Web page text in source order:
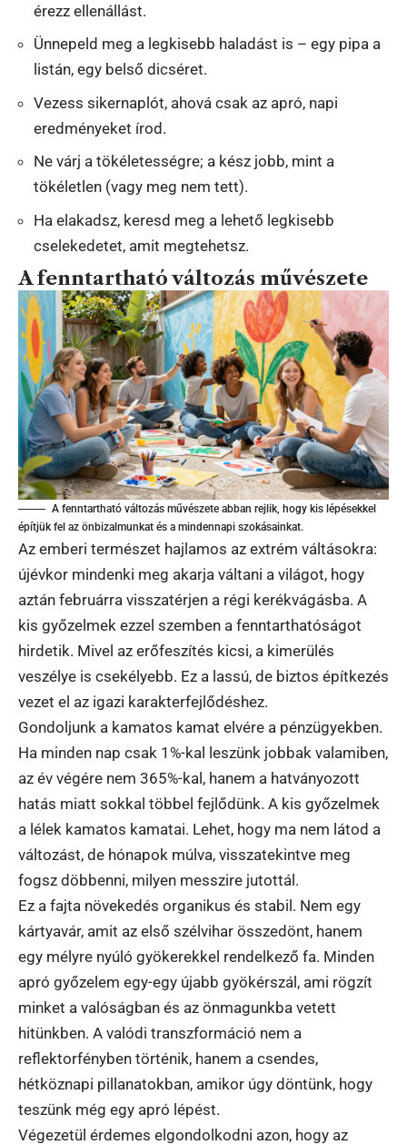
érezz ellenállást.
Ünnepeld meg a legkisebb haladást is – egy pipa a
listán, egy belső dicséret.
Vezess sikernaplót, ahová csak az apró, napi
eredményeket írod.
Ne várj a tökéletességre; a kész jobb, mint a
tökéletlen (vagy meg nem tett).
Ha elakadsz, keresd meg a lehető legkisebb
cselekedetet, amit megtehetsz.
A fenntartható változás művészete
A fenntartható változás művészete abban rejlik, hogy kis lépésekkel
építjük fel az önbizalmunkat és a mindennapi szokásainkat.
Az emberi természet hajlamos az extrém váltásokra:
újévkor mindenki meg akarja váltani a világot, hogy
aztán februárra visszatérjen a régi kerékvágásba. A
kis győzelmek ezzel szemben a fenntarthatóságot
hirdetik. Mivel az erőfeszítés kicsi, a kimerülés
veszélye is csekélyebb. Ez a lassú, de biztos építkezés
vezet el az igazi karakterfejlődéshez.
Gondoljunk a kamatos kamat elvére a pénzügyekben.
Ha minden nap csak 1%-kal leszünk jobbak valamiben,
az év végére nem 365%-kal, hanem a hatványozott
hatás miatt sokkal többel fejlődünk. A kis győzelmek
a lélek kamatos kamatai. Lehet, hogy ma nem látod a
változást, de hónapok múlva, visszatekintve meg
fogsz döbbenni, milyen messzire jutottál.
Ez a fajta növekedés organikus és stabil. Nem egy
kártyavár, amit az első szélvihar összedönt, hanem
egy mélyre nyúló gyökerekkel rendelkező fa. Minden
apró győzelem egy-egy újabb gyökérszál, ami rögzít
minket a valóságban és az önmagunkba vetett
hitünkben. A valódi transzformáció nem a
reflektorfényben történik, hanem a csendes,
hétköznapi pillanatokban, amikor úgy döntünk, hogy
teszünk még egy apró lépést.
Végezetül érdemes elgondolkodni azon, hogy az